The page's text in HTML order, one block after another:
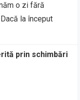
o zi fără
la început
prin schimbări